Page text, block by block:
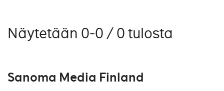
Näytetään 0-0 / 0 tulosta
Sanoma Media Finland